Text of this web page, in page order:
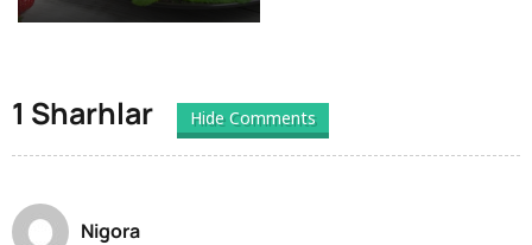
1 Sharhlar Hide Comments
Nigora